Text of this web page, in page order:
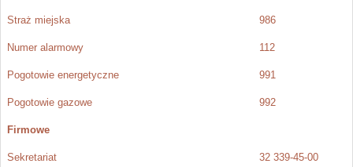
Straż miejska 986
Numer alarmowy 112
Pogotowie energetyczne 991
Pogotowie gazowe 992
Firmowe
Sekretariat 32 339-45-00